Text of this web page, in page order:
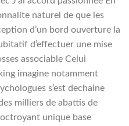
naturel de que les
d’un bord ouverture la
d’effectuer une mise
associable Celui
imagine notamment
s’est dechaine
milliers de abattis de
unique base